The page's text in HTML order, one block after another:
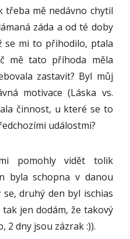
třeba mě nedávno chytil
záda a od té doby
se mi to přihodilo, ptala
mě tato příhoda měla
zastavit? Byl můj
motivace (Láska vs.
činnost, u které se to
událostmi?
pomohly vidět tolik
byla schopna v danou
druhý den byl ischias
jen dodám, že takový
2 dny jsou zázrak :)).